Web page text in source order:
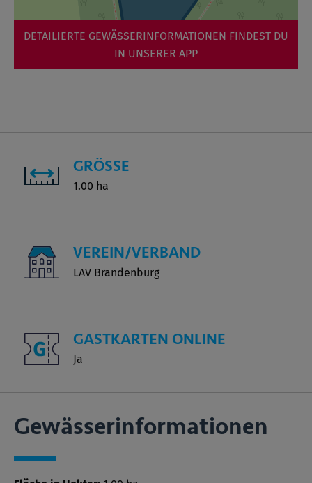
DETAILIERTE GEWÄSSERINFORMATIONEN FINDEST DU
IN UNSERER APP
GRÖSSE
1.00 ha
VEREIN/VERBAND
LAV Brandenburg
GASTKARTEN ONLINE
Ja
Gewässer­informationen